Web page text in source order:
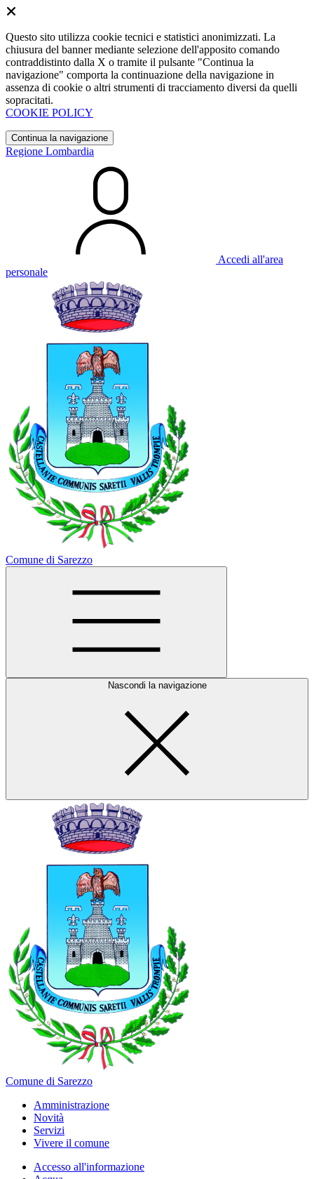
Questo sito utilizza cookie tecnici e statistici anonimizzati. La
chiusura del banner mediante selezione dell'apposito comando
contraddistinto dalla X o tramite il pulsante "Continua la
navigazione" comporta la continuazione della navigazione in
assenza di cookie o altri strumenti di tracciamento diversi da quelli
sopracitati.
COOKIE POLICY
Continua la navigazione
Regione Lombardia
Accedi all'area
personale
Comune di Sarezzo
Nascondi la navigazione
Comune di Sarezzo
Amministrazione
Novità
Servizi
Vivere il comune
Accesso all'informazione